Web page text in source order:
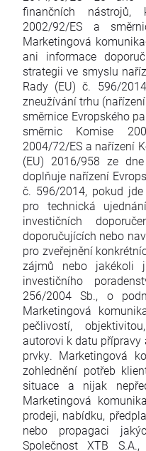
finančních
2002/92/ES a
Marketingová
ani informace
strategii ve smyslu
Rady (EU) č. 596/
zneužívání trhu
směrnice Evropského
směrnic Komise
2004/72/ES a nařízení
(EU) 2016/958 ze
doplňuje nařízení
č. 596/2014, pokud
pro technická
investičních
doporučujících nebo
pro zveřejnění
zájmů nebo
investičního
256/2004 Sb., o
Marketingová
pečlivostí,
autorovi k datu přípravy
prvky. Marketingová
zohlednění potřeb
situace a nijak
Marketingová
prodeji, nabídku,
nebo propagaci
Společnost XTB